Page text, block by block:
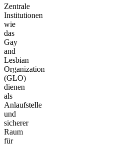
Zentrale
Institutionen
wie
das
Gay
and
Lesbian
Organization
(GLO)
dienen
als
Anlaufstelle
und
sicherer
Raum
für